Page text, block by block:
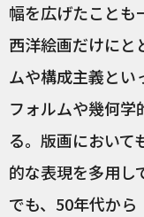
幅を広げたことも
西洋絵画だけにと
ムや構成主義とい
フォルムや幾何
る。版画において
的な表現を多用し
でも、50年代か